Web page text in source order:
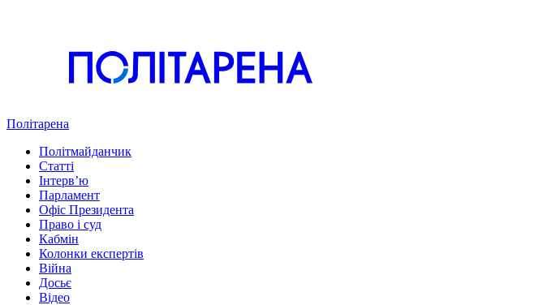
Політарена
Політмайданчик
Статті
Інтервʼю
Парламент
Офіс Президента
Право і суд
Кабмін
Колонки експертів
Війна
Досьє
Відео